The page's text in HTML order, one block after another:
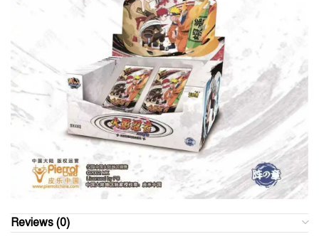
Reviews (0)